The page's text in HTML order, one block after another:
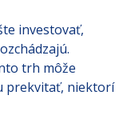
investovať,
trh môže
prekvitať, niektorí